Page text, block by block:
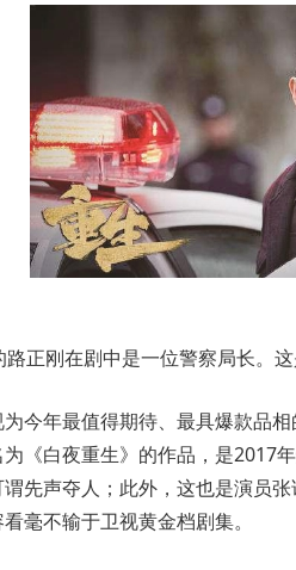
刚在剧中是一位警察局长。这
年最值得期待、最具爆款品相
《白夜重生》的作品，是2017
先声夺人；此外，这也是演员
毫不输于卫视黄金档剧集。